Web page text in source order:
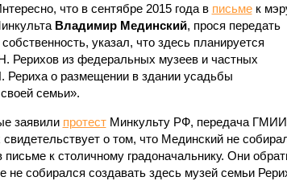
что в сентябре 2015 года в письмек
Владимир Мединский, прося передать
указал, что здесь планируется
Рерихов из федеральных музеев и частных
Рериха о размещении в здании усадьбы
семьи».
заявили протестМинкульту РФ, передача ГМИИ
о том, что Мединский не
к столичному градоначальнику. Они
не собирался создавать здесь музей семьи